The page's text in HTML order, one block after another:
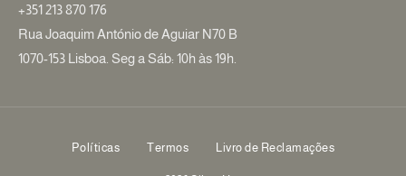
+351 213 870 176
Rua Joaquim António de Aguiar N70 B
1070-153 Lisboa. Seg a Sáb: 10h às 19h.
Políticas Termos Livro de Reclamações